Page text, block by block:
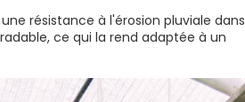
résistance à l'érosion pluviale dans
ce qui la rend adaptée à un